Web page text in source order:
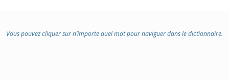
Vous pouvez cliquer sur n’importe quel mot pour naviguer dans le dictionnaire.